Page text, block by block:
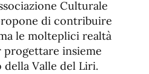
Culturale
di contribuire
le molteplici realtà
insieme
della Valle del Liri.